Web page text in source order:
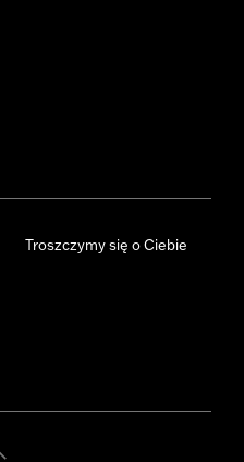
Troszczymy się o Ciebie